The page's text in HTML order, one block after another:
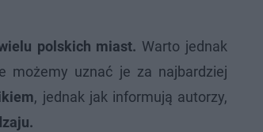
polskich miast. Warto jednak
możemy uznać je za najbardziej
, jednak jak informują autorzy,